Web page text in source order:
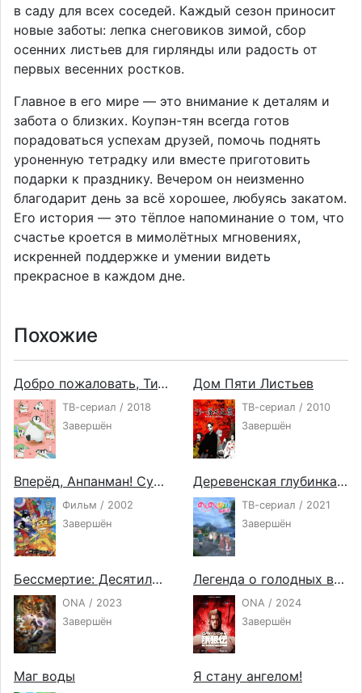
в саду для всех соседей. Каждый сезон приносит
новые заботы: лепка снеговиков зимой, сбор
осенних листьев для гирлянды или радость от
первых весенних ростков.
Главное в его мире — это внимание к деталям и
забота о близких. Коупэн-тян всегда готов
порадоваться успехам друзей, помочь поднять
уроненную тетрадку или вместе приготовить
подарки к празднику. Вечером он неизменно
благодарит день за всё хорошее, любуясь закатом.
Его история — это тёплое напоминание о том, что
счастье кроется в мимолётных мгновениях,
искренней поддержке и умении видеть
прекрасное в каждом дне.
Похожие
Добро пожаловать, Титосэ
ТВ-сериал / 2018
Завершён
Дом Пяти Листьев
ТВ-сериал / 2010
Завершён
Вперёд, Анпанман! Суширолл Маки-чан и Золотой Камамэшидон
Фильм / 2002
Завершён
Деревенская глубинка 3
ТВ-сериал / 2021
Завершён
Бессмертие: Десятилетнее соглашение
ONA / 2023
Завершён
Легенда о голодных волках: Путь одинокого волка
ONA / 2024
Завершён
Маг воды Я стану ангелом!